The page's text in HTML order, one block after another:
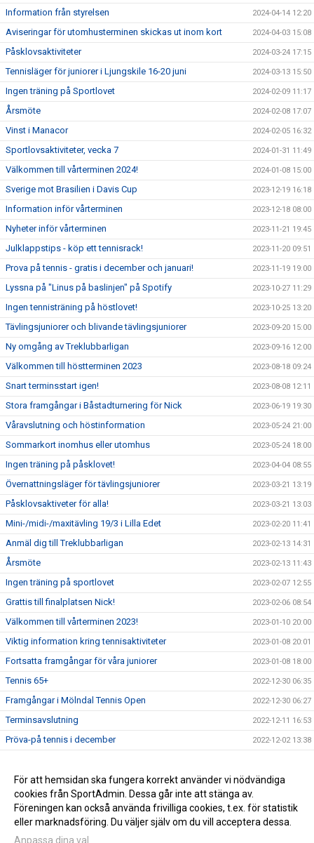
Information från styrelsen 2024-04-14 12:20
Aviseringar för utomhusterminen skickas ut inom kort 2024-04-03 15:08
Påsklovsaktiviteter 2024-03-24 17:15
Tennisläger för juniorer i Ljungskile 16-20 juni 2024-03-13 15:50
Ingen träning på Sportlovet 2024-02-09 11:17
Årsmöte 2024-02-08 17:07
Vinst i Manacor 2024-02-05 16:32
Sportlovsaktiviteter, vecka 7 2024-01-31 11:49
Välkommen till vårterminen 2024! 2024-01-08 15:00
Sverige mot Brasilien i Davis Cup 2023-12-19 16:18
Information inför vårterminen 2023-12-18 08:00
Nyheter inför vårterminen 2023-11-21 19:45
Julklappstips - köp ett tennisrack! 2023-11-20 09:51
Prova på tennis - gratis i december och januari! 2023-11-19 19:00
Lyssna på "Linus på baslinjen" på Spotify 2023-10-27 11:29
Ingen tennisträning på höstlovet! 2023-10-25 13:20
Tävlingsjuniorer och blivande tävlingsjuniorer 2023-09-20 15:00
Ny omgång av Treklubbarligan 2023-09-16 12:00
Välkommen till höstterminen 2023 2023-08-18 09:24
Snart terminsstart igen! 2023-08-08 12:11
Stora framgångar i Båstadturnering för Nick 2023-06-19 19:30
Våravslutning och höstinformation 2023-05-24 21:00
Sommarkort inomhus eller utomhus 2023-05-24 18:00
Ingen träning på påsklovet! 2023-04-04 08:55
Övernattningsläger för tävlingsjuniorer 2023-03-21 13:19
Påsklovsaktiveter för alla! 2023-03-21 13:03
Mini-/midi-/maxitävling 19/3 i Lilla Edet 2023-02-20 11:41
Anmäl dig till Treklubbarligan 2023-02-13 14:31
Årsmöte 2023-02-13 11:43
Ingen träning på sportlovet 2023-02-07 12:55
Grattis till finalplatsen Nick! 2023-02-06 08:54
Välkommen till vårterminen 2023! 2023-01-10 20:00
Viktig information kring tennisaktiviteter 2023-01-08 20:01
Fortsatta framgångar för våra juniorer 2023-01-08 18:00
Tennis 65+ 2022-12-30 06:35
Framgångar i Mölndal Tennis Open 2022-12-30 06:27
Terminsavslutning 2022-12-11 16:53
Pröva-på tennis i december 2022-12-02 13:38
Enklare betalningssystem införs 2022-11-16 13:35
Välkommen till vår nya hemsida! 2022-11-10 10:26
För att hemsidan ska fungera korrekt använder vi nödvändiga
cookies från SportAdmin. Dessa går inte att stänga av.
Föreningen kan också använda frivilliga cookies, t.ex. för statistik
eller marknadsföring. Du väljer själv om du vill acceptera dessa.
Anpassa dina val